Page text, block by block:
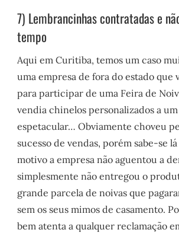
7) Lembrancinhas contratadas e
tempo
Aqui em Curitiba, temos um caso
uma empresa de fora do estado que
para participar de uma Feira de
vendia chinelos personalizados a
espetacular… Obviamente choveu
sucesso de vendas, porém sabe-se
motivo a empresa não aguentou a
simplesmente não entregou o
grande parcela de noivas que
sem os seus mimos de casamento.
bem atenta a qualquer reclamação